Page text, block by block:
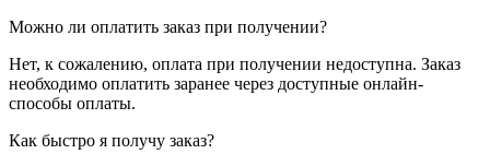
Можно ли оплатить заказ при получении?
Нет, к сожалению, оплата при получении недоступна. Заказ
необходимо оплатить заранее через доступные онлайн-
способы оплаты.
Как быстро я получу заказ?